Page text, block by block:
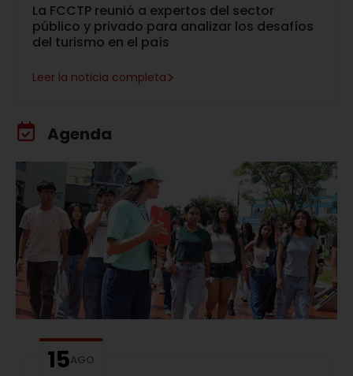
La FCCTP reunió a expertos del sector
público y privado para analizar los desafíos
del turismo en el país
Leer la noticia completa>
Agenda
15AGO